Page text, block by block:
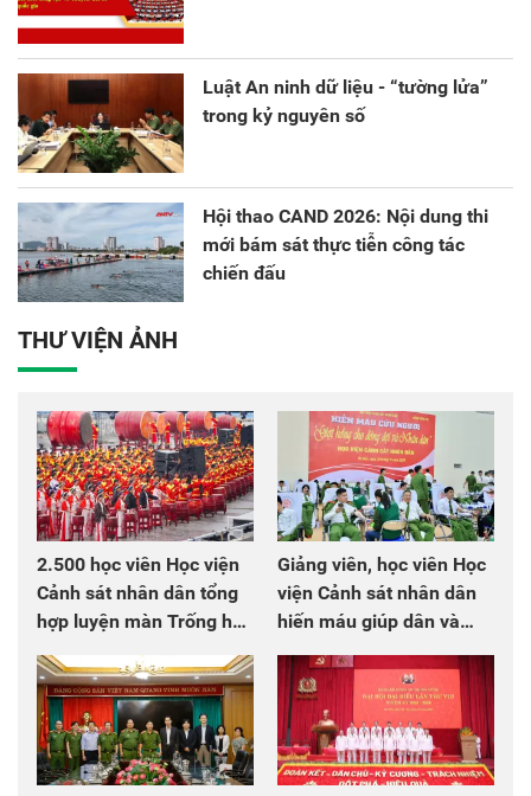
Luật An ninh dữ liệu - “tường lửa”
trong kỷ nguyên số
Hội thao CAND 2026: Nội dung thi
mới bám sát thực tiễn công tác
chiến đấu
THƯ VIỆN ẢNH
2.500 học viên Học viện
Cảnh sát nhân dân tổng
hợp luyện màn Trống hội
chào mừng Đại hội Đảng
Giảng viên, học viên Học
viện Cảnh sát nhân dân
hiến máu giúp dân và
đồng đội